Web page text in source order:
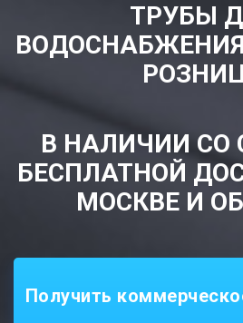
ТРУБЫ
В НАЛИЧИИ СО
БЕСПЛАТНОЙ
МОСКВЕ И
Получить